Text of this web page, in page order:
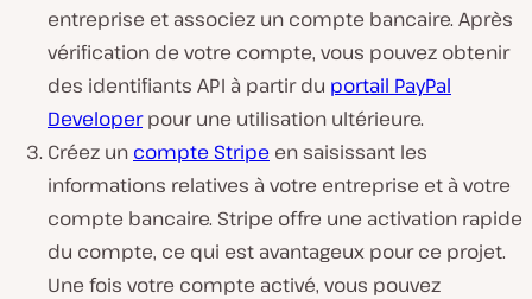
entreprise et associez un compte bancaire. Après
vérification de votre compte, vous pouvez obtenir
des identifiants API à partir du portail PayPal
Developerpour une utilisation ultérieure.
Créez un compte Stripe en saisissant les
informations relatives à votre entreprise et à votre
compte bancaire. Stripe offre une activation rapide
du compte, ce qui est avantageux pour ce projet.
Une fois votre compte activé, vous pouvez